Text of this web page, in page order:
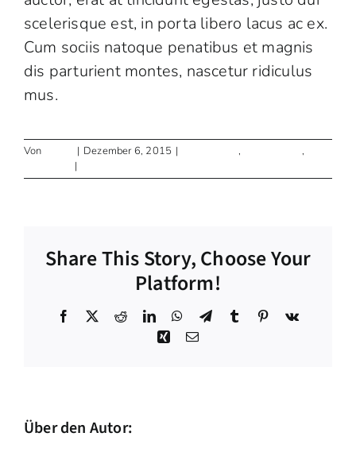
scelerisque est, in porta libero lacus ac ex.
Cum sociis natoque penatibus et magnis
dis parturient montes, nascetur ridiculus
mus.
Von | Dezember 6, 2015 | ,
,
|
Share This Story, Choose Your
Platform!
Facebook
X RedditLinkedInWhatsApp
TelegramTumblr Pinterest
Vk
Xing E-
Über den Autor: